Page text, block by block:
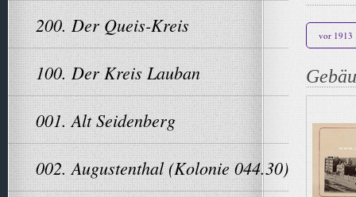
200. Der Queis-Kreis
100. Der Kreis Lauban
001. Alt Seidenberg
002. Augustenthal (Kolonie 044.30)
vor 1913